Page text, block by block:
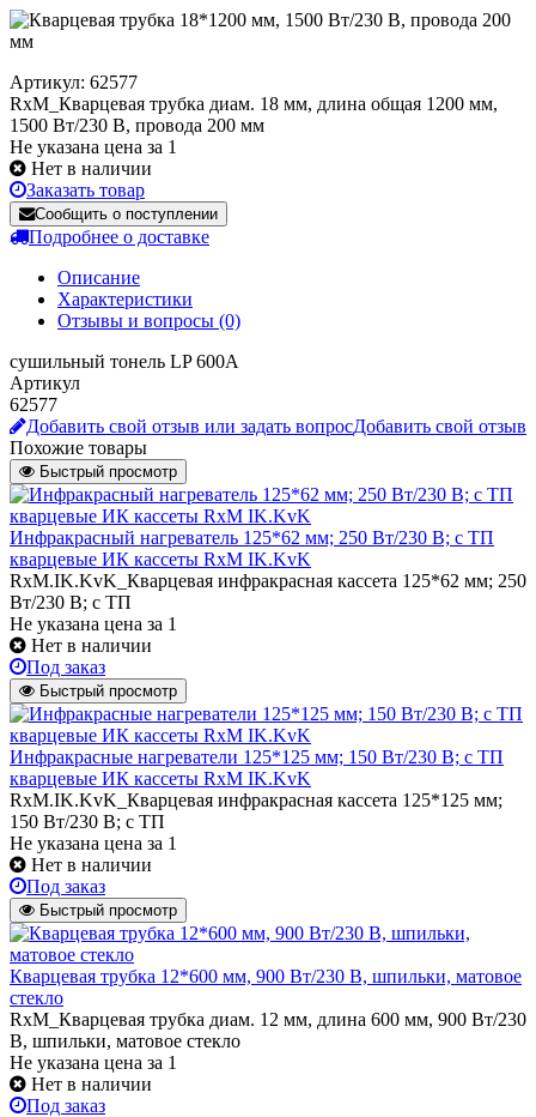
Артикул: 62577
RxM_Кварцевая трубка диам. 18 мм, длина общая 1200 мм,
1500 Вт/230 В, провода 200 мм
Не указана цена за 1
Нет в наличии
Заказать товар
Сообщить о поступлении
Подробнее о доставке
Описание
Характеристики
Отзывы и вопросы (0)
сушильный тонель LP 600A
Артикул
62577
Добавить свой отзыв или задать вопросДобавить свой отзыв
Похожие товары
Быстрый просмотр
Инфракрасный нагреватель 125*62 мм; 250 Вт/230 В; с ТП
кварцевые ИК кассеты RxM IK.KvK
RxM.IK.KvK_Кварцевая инфракрасная кассета 125*62 мм; 250
Вт/230 В; с ТП
Не указана цена за 1
Нет в наличии
Под заказ
Быстрый просмотр
Инфракрасные нагреватели 125*125 мм; 150 Вт/230 В; с ТП
кварцевые ИК кассеты RxM IK.KvK
RxM.IK.KvK_Кварцевая инфракрасная кассета 125*125 мм;
150 Вт/230 В; с ТП
Не указана цена за 1
Нет в наличии
Под заказ
Быстрый просмотр
Кварцевая трубка 12*600 мм, 900 Вт/230 В, шпильки, матовое
стекло
RxM_Кварцевая трубка диам. 12 мм, длина 600 мм, 900 Вт/230
В, шпильки, матовое стекло
Не указана цена за 1
Нет в наличии
Под заказ